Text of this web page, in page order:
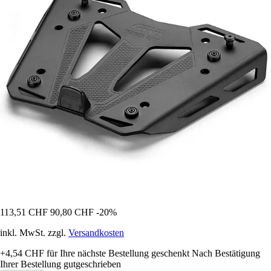
113,51 CHF 90,80 CHF -20%
inkl. MwSt. zzgl. Versandkosten
+4,54 CHF für Ihre nächste Bestellung geschenkt Nach Bestätigung
Ihrer Bestellung gutgeschrieben